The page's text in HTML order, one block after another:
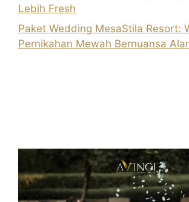
Lebih Fresh
Paket Wedding MesaStila Resort:
Pernikahan Mewah Bernuansa